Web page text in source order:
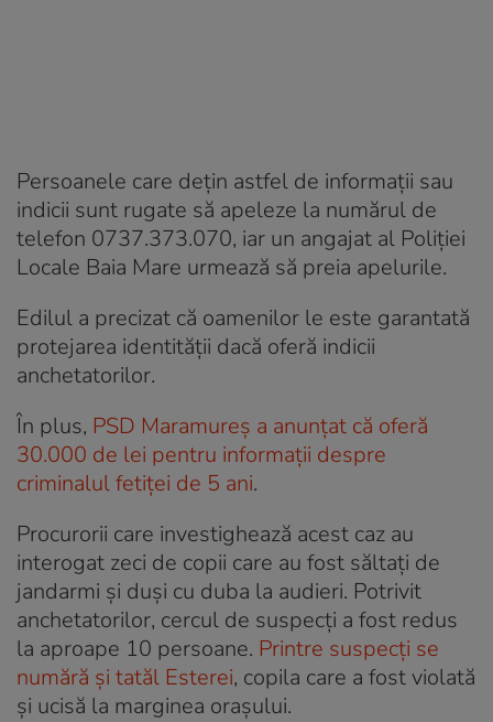
Persoanele care deţin astfel de informaţii sau
indicii sunt rugate să apeleze la numărul de
telefon 0737.373.070, iar un angajat al Poliţiei
Locale Baia Mare urmează să preia apelurile.
Edilul a precizat că oamenilor le este garantată
protejarea identității dacă oferă indicii
anchetatorilor.
În plus, PSD Maramureș a anunțat că oferă
30.000 de lei pentru informații despre
criminalul fetiței de 5 ani.
Procurorii care investighează acest caz au
interogat zeci de copii care au fost săltați de
jandarmi și duși cu duba la audieri. Potrivit
anchetatorilor, cercul de suspecți a fost redus
la aproape 10 persoane. Printre suspecți se
numără și tatăl Esterei, copila care a fost violată
și ucisă la marginea orașului.